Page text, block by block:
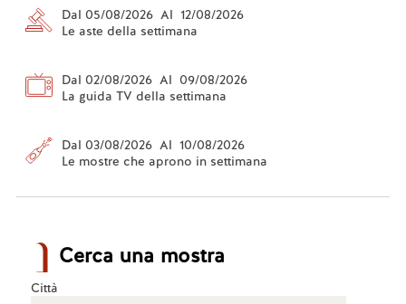
Dal 05/08/2026 Al 12/08/2026
Le aste della settimana
Dal 02/08/2026 Al 09/08/2026
La guida TV della settimana
Dal 03/08/2026 Al 10/08/2026
Le mostre che aprono in settimana
Cerca una mostra
Città